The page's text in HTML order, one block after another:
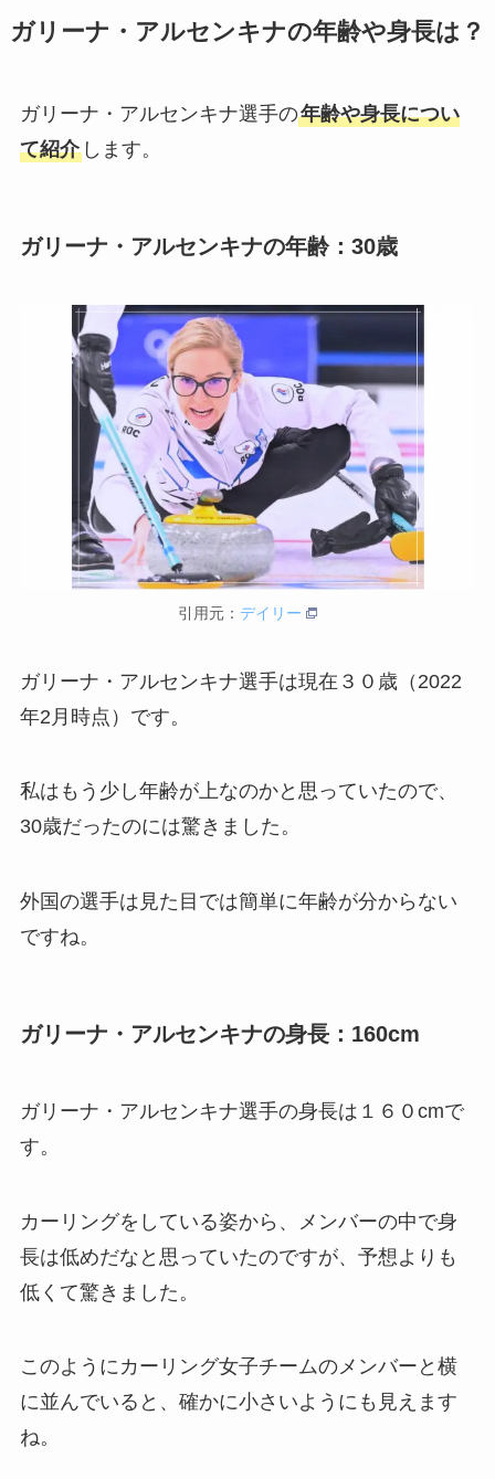
ガリーナ・アルセンキナの年齢や身長は？
ガリーナ・アルセンキナ選手の年齢や身長につい
て紹介します。
ガリーナ・アルセンキナの年齢：30歳
引用元： デイリー
ガリーナ・アルセンキナ選手は現在３０歳（2022
年2月時点）です。
私はもう少し年齢が上なのかと思っていたので、
30歳だったのには驚きました。
外国の選手は見た目では簡単に年齢が分からない
ですね。
ガリーナ・アルセンキナの身長：160cm
ガリーナ・アルセンキナ選手の身長は１６０cmで
す。
カーリングをしている姿から、メンバーの中で身
長は低めだなと思っていたのですが、予想よりも
低くて驚きました。
このようにカーリング女子チームのメンバーと横
に並んでいると、確かに小さいようにも見えます
ね。